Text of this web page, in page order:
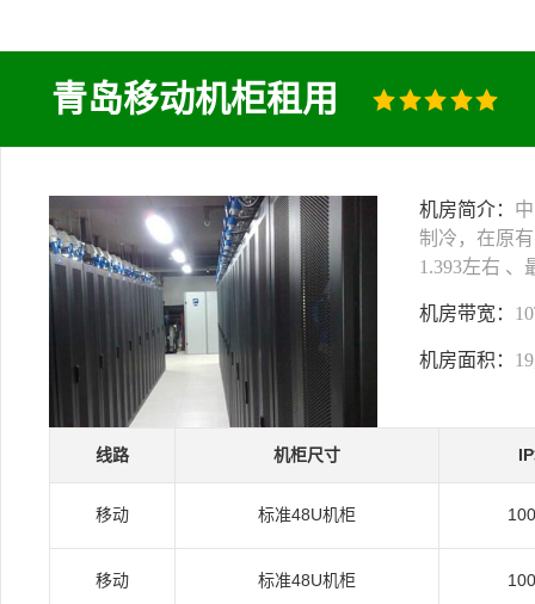
青岛移动机柜租用
机房简介：
制冷，在原
1.393左右 、
机房带宽：
机房面积：
线路 机柜尺寸
移动 标准48U机柜
移动 标准48U机柜